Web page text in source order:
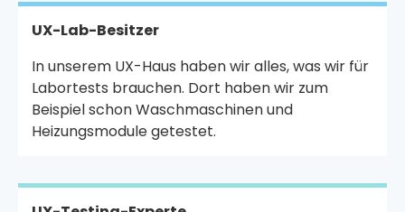
UX-Lab-Besitzer
In unserem UX-Haus haben wir alles, was wir für
Labortests brauchen. Dort haben wir zum
Beispiel schon Waschmaschinen und
Heizungsmodule getestet.